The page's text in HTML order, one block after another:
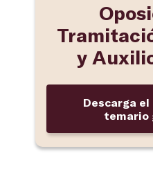
y
Descarga
temario